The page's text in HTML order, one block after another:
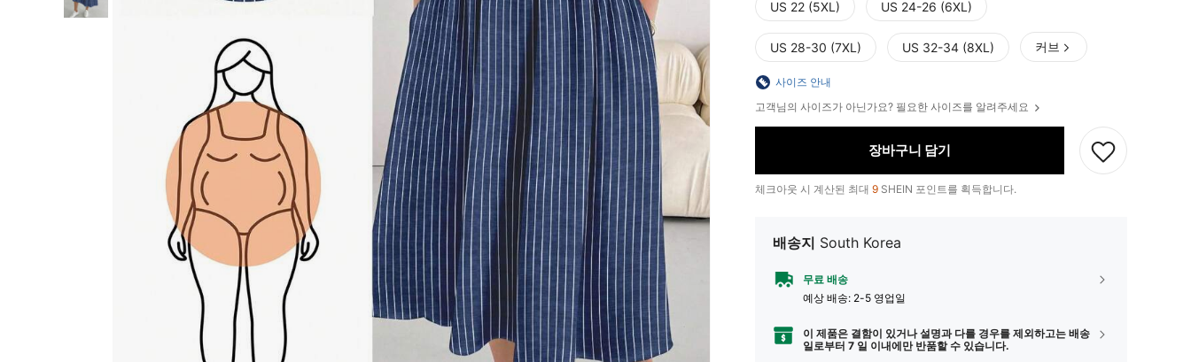
US 22 (5XL) US 24-26 (6XL)
US 28-30 (7XL) US 32-34 (8XL) 커브
사이즈 안내
고객님의 사이즈가 아닌가요? 필요한 사이즈를 알려주세요
장바구니 담기
체크아웃 시 계산된 최대 9 SHEIN 포인트를 획득합니다.
배송지 South Korea
무료 배송
예상 배송: 2-5 영업일
이 제품은 결함이 있거나 설명과 다를 경우를 제외하고는 배송
일로부터 7 일 이내에만 반품할 수 있습니다.